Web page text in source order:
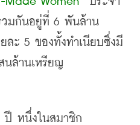
มกันอยู่ที่ 6 พันล้าน
ละ 5 ของทั้งทำเนียบซึ่งมี
นล้านเหรียญ
ปี หนึ่งในสมาชิก